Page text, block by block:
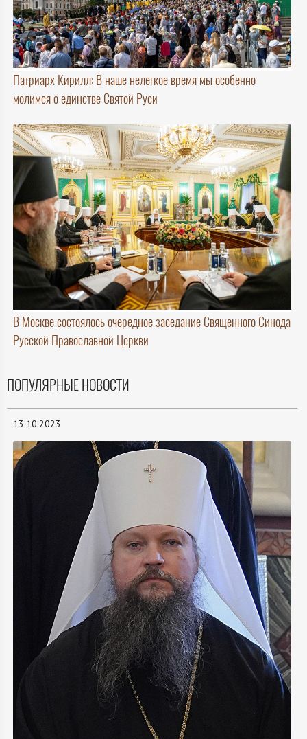
Патриарх Кирилл: В наше нелегкое время мы особенно
молимся о единстве Святой Руси
В Москве состоялось очередное заседание Священного Синода
Русской Православной Церкви
ПОПУЛЯРНЫЕ НОВОСТИ
13.10.2023